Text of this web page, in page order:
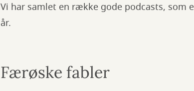
Vi har samlet en række gode podcasts,
år.
Færøske fabler